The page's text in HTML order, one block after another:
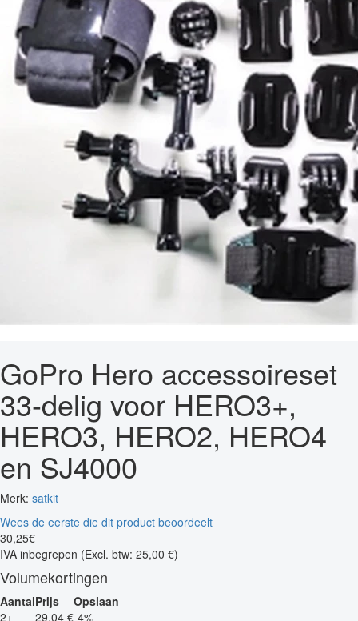
GoPro Hero accessoireset
33-delig voor HERO3+,
HERO3, HERO2, HERO4
en SJ4000
Merk: satkit
Wees de eerste die dit product beoordeelt
30,25€
IVA inbegrepen (Excl. btw: 25,00 €)
Volumekortingen
AantalPrijs
Opslaan
2+
29,04 €-4%